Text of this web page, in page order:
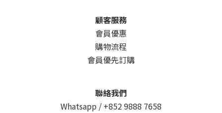
顧客服務
會員優惠
購物流程
會員優先訂購
聯絡我們
Whatsapp / +852 9888 7658